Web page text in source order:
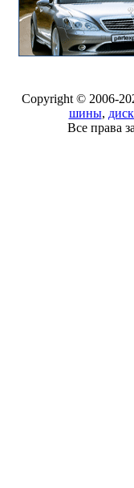
Copyright © 2006-
шины,
Все права